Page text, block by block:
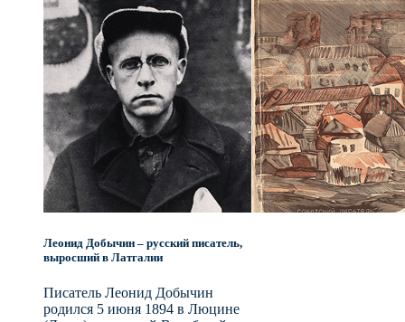
Леонид Добычин – русский писатель,
выросший в Латгалии
Писатель Леонид Добычин
родился 5 июня 1894 в Люцине